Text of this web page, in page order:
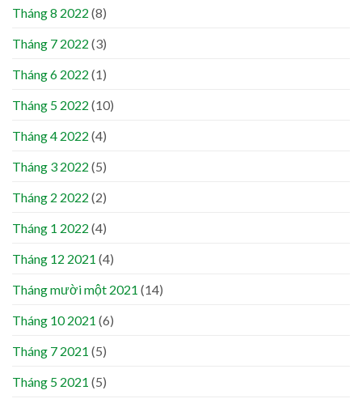
Tháng 8 2022 (8)
Tháng 7 2022 (3)
Tháng 6 2022 (1)
Tháng 5 2022 (10)
Tháng 4 2022 (4)
Tháng 3 2022 (5)
Tháng 2 2022 (2)
Tháng 1 2022 (4)
Tháng 12 2021 (4)
Tháng mười một 2021 (14)
Tháng 10 2021 (6)
Tháng 7 2021 (5)
Tháng 5 2021 (5)